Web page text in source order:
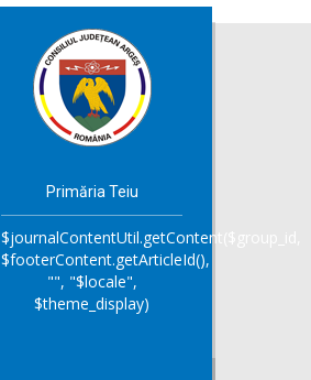
Primăria Teiu
$journalContentUtil.getContent($group_id,
$footerContent.getArticleId(),
"", "$locale",
$theme_display)